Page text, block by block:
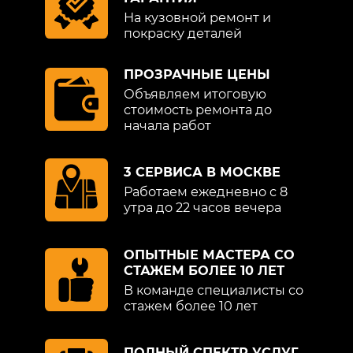
образом, исключается попадание краски
или грунтовки на другие элементы
машины. Если присутствуют сколы или
подверженный металл зачищается
наждачной бумагой, нередко
используется преобразователь
ржавчины, прекрасно
стабильных соединений.
Покраска крыла занимает несколько
других механических частиц,
поверхность обрабатывается ацетоном
или уайт-спиритом, затем грунтуется и
шлифуется мелконаждачной бумагой.
участок для покраски стал идеально
На кузовной ремонт и
покраску деталей
ПРОЗРАЧНЫЕ ЦЕНЫ
Объявляем итоговую
стоимость ремонта до
начала работ
3 СЕРВИСА В МОСКВЕ
Работаем ежедневно с 8
утра до 22 часов вечера
ОПЫТНЫЕ МАСТЕРА СО
СТАЖЕМ БОЛЕЕ 10 ЛЕТ
В команде специалисты со
стажем более 10 лет